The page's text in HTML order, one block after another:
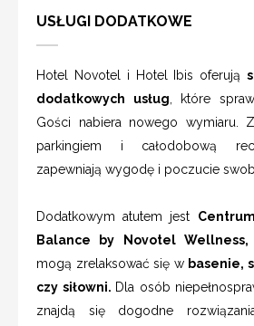
USŁUGI DODATKOWE
Hotel Novotel i Hotel Ibis oferują
dodatkowych usług , które
Gości nabiera nowego wymiaru.
parkingiem i całodobową
zapewniają wygodę i poczucie
Dodatkowym atutem jest
Balance by Novotel Wellness,
mogą zrelaksować się w basenie,
czy siłowni. Dla osób
znajdą się dogodne